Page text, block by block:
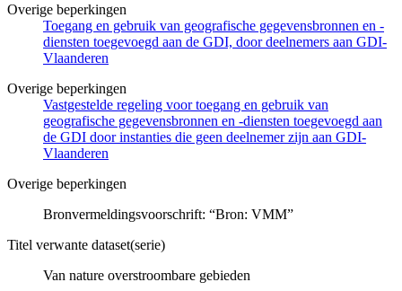
Overige beperkingen
Toegang en gebruik van geografische gegevensbronnen en -
diensten toegevoegd aan de GDI, door deelnemers aan GDI-
Vlaanderen
Overige beperkingen
Vastgestelde regeling voor toegang en gebruik van
geografische gegevensbronnen en -diensten toegevoegd aan
de GDI door instanties die geen deelnemer zijn aan GDI-
Vlaanderen
Overige beperkingen
Bronvermeldingsvoorschrift: “Bron: VMM”
Titel verwante dataset(serie)
Van nature overstroombare gebieden